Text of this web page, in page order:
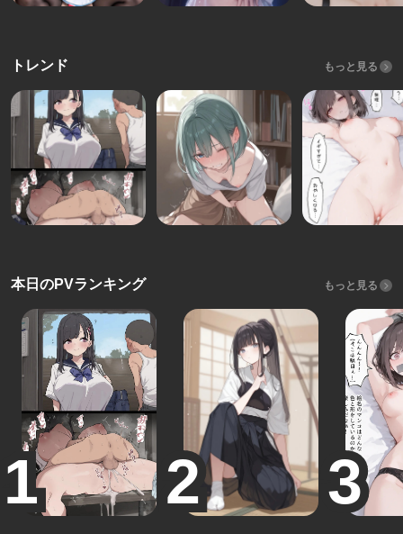
トレンド もっと見る
本日のPVランキング もっと見る